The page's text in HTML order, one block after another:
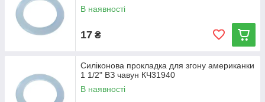
В наявності
17 ₴
Силіконова прокладка для згону американки
1 1/2" ВЗ чавун КЧ31940
В наявності